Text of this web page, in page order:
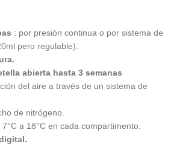
: por presión continua o por sistema de
pero regulable).
abierta hasta 3 semanas
del aire a través de un sistema de
de nitrógeno.
a 18°C en cada compartimento.